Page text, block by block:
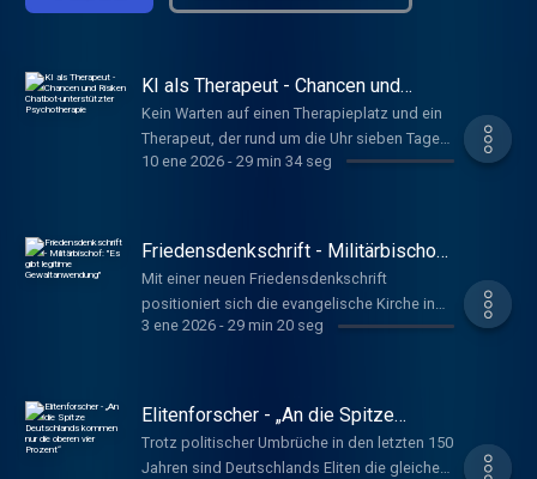
KI als Therapeut - Chancen und
Risiken Chatbot-unterstützter
Psychotherapie
Kein Warten auf einen Therapieplatz und ein
Therapeut, der rund um die Uhr sieben Tage
die Woche ansprechbar ist: KI kann eine
Angebote den Therapeuten ersetzen?
www.deutschlandfunkkultur.de, Tacheles
10 ene 2026- 29 min 34 seg
Friedensdenkschrift - Militärbischof:
"Es gibt legitime Gewaltanwendung"
Mit einer neuen Friedensdenkschrift
positioniert sich die evangelische Kirche in
Deutschland neu. Statt unbedingtem
Bundeswehr, Bernhard Felmberg. Nils
www.deutschlandfunkkultur.de, Tacheles
3 ene 2026- 29 min 20 seg
Elitenforscher - „An die Spitze
Deutschlands kommen nur die
oberen vier Prozent“
Trotz politischer Umbrüche in den letzten 150
Jahren sind Deutschlands Eliten die gleichen